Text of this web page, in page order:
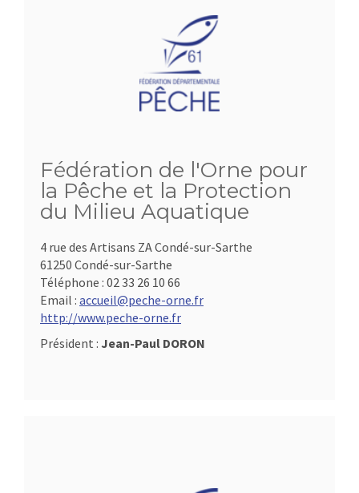
Fédération de l'Orne pour
la Pêche et la Protection
du Milieu Aquatique
4 rue des Artisans ZA Condé-sur-Sarthe
61250 Condé-sur-Sarthe
Téléphone : 02 33 26 10 66
Email : accueil@peche-orne.fr
http://www.peche-orne.fr
Président : Jean-Paul DORON